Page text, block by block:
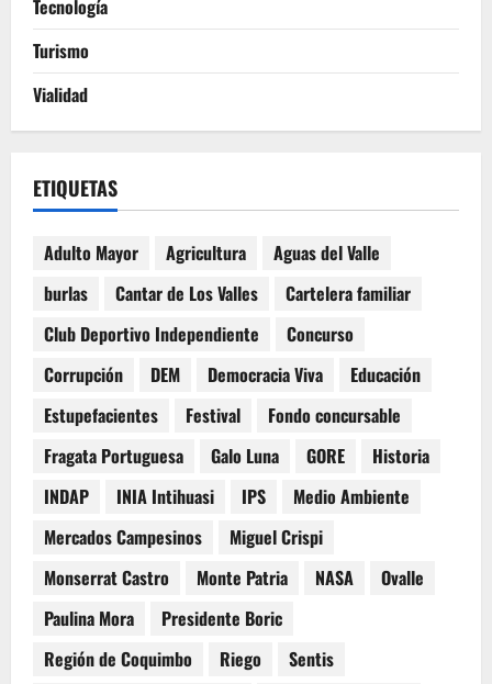
Tecnología
Turismo
Vialidad
ETIQUETAS
Adulto Mayor Agricultura
Aguas del Valle
burlas
Cantar de Los Valles
Cartelera familiar
Club Deportivo Independiente
Concurso
Corrupción
DEM Democracia Viva
Educación
Estupefacientes
Festival
Fondo concursable
Fragata Portuguesa
Galo Luna GORE
Historia
INDAP
INIA Intihuasi IPS
Medio Ambiente
Mercados Campesinos
Miguel Crispi
Monserrat Castro
Monte Patria NASA
Ovalle
Paulina Mora
Presidente Boric
Región de Coquimbo
Riego Sentis